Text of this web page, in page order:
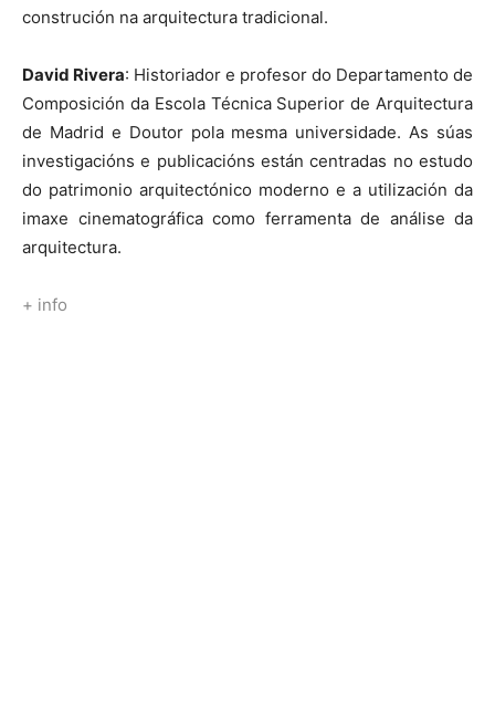
construción na arquitectura tradicional.
David Rivera: Historiador e profesor do Departamento de
Composición da Escola Técnica Superior de Arquitectura
de Madrid e Doutor pola mesma universidade. As súas
investigacións e publicacións están centradas no estudo
do patrimonio arquitectónico moderno e a utilización da
imaxe cinematográfica como ferramenta de análise da
arquitectura.
+ info